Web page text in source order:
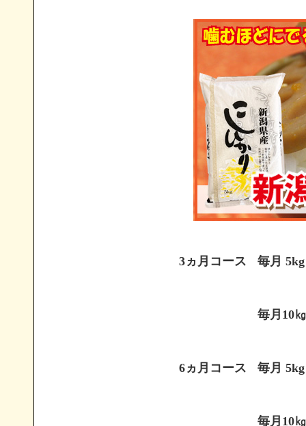
3ヵ月コース 毎月 5kg
毎月10㎏
6ヵ月コース 毎月 5kg
毎月10㎏